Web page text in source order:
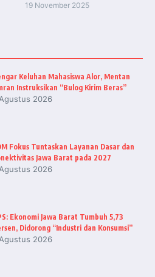
19 November 2025
Keluhan Mahasiswa Alor, Mentan
Instruksikan “Bulog Kirim Beras”
2026
Fokus Tuntaskan Layanan Dasar dan
Jawa Barat pada 2027
2026
Ekonomi Jawa Barat Tumbuh 5,73
Didorong “Industri dan Konsumsi”
2026